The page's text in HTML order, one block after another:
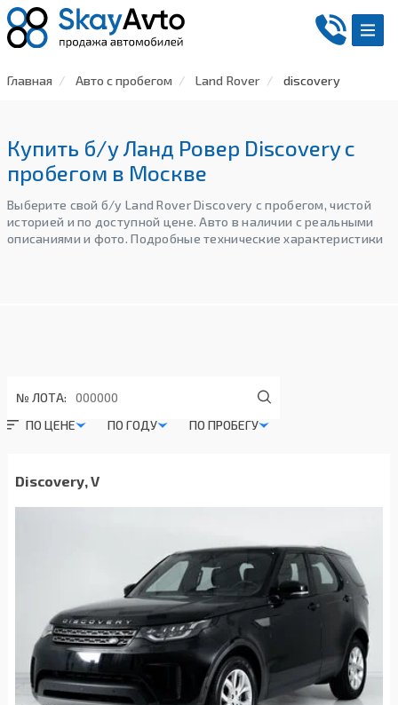
Главная Авто с пробегом Land Rover discovery
Купить б/у Ланд Ровер Discovery с
пробегом в Москве
Выберите свой б/у Land Rover Discovery с пробегом, чистой
историей и по доступной цене. Авто в наличии с реальными
описаниями и фото. Подробные технические характеристики
№ ЛОТА:
ПО ЦЕНЕ
ПО ГОДУ ПО ПРОБЕГУ
Discovery, V